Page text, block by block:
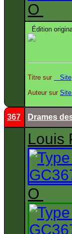
O
Édition
Titre sur Site
Auteur sur Site
367 Drames
Louis
O